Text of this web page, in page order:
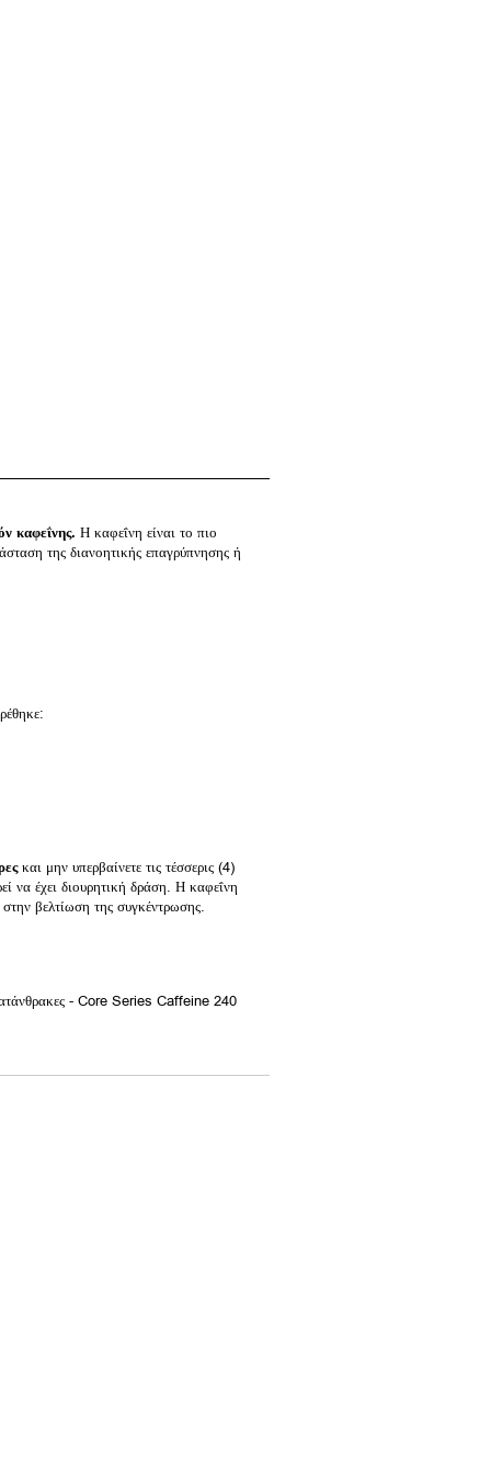
καφεΐνης. Η καφεΐνη είναι το πιο
της διανοητικής επαγρύπνησης ή
και μην υπερβαίνετε τις τέσσερις (4)
να έχει διουρητική δράση. Η καφεΐνη
βελτίωση της συγκέντρωσης.